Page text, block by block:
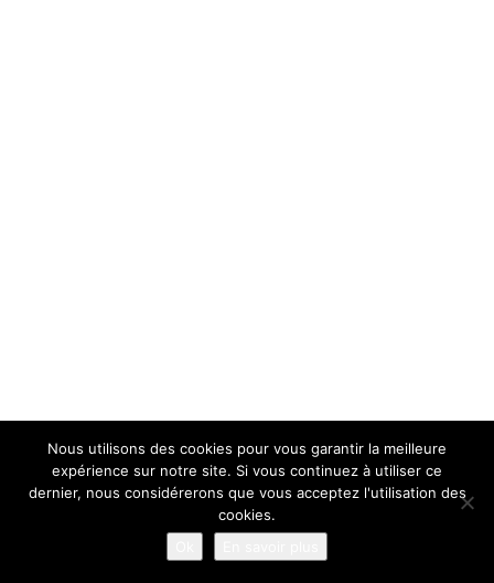
Mentions légales Réalisation H2I
Nous utilisons des cookies pour vous garantir la meilleure
expérience sur notre site. Si vous continuez à utiliser ce
dernier, nous considérerons que vous acceptez l'utilisation des
cookies.